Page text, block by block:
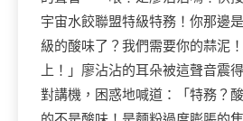
宇宙水餃聯盟特級特務！你那邊
級的酸味了？我們需要你的蒜泥
上！」廖沾沾的耳朵被這聲音震
對講機，困惑地喊道：「特務？